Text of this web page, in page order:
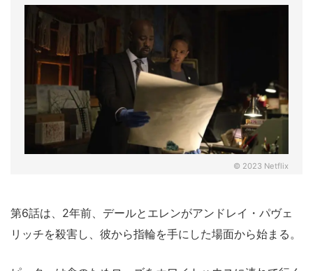
© 2023 Netflix
第6話は、2年前、デールとエレンがアンドレイ・パヴェ
リッチを殺害し、彼から指輪を手にした場面から始まる。